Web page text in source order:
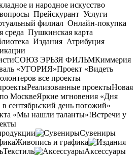
и народное искусство
Прейскурант Услуги
филиал Онлайн-покупка
среда Пушкинская карта
Издания Атрибуция
СОЮЗ ЭРЬЗЯ ФИЛЬМКиммерия
«УГОРИЯ»Проект «Видеть
все проекты
Реализованные проектыНовая
МосквеЯркие мгновения «Дня
сентябрьский день погожий»
«Мы нашли таланты»!Встречи у
Сувениры
Живопись и графика
Текстиль Аксессуары